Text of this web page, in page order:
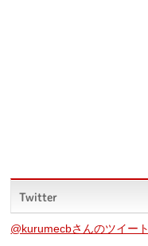
Twitter
@kurumecbさんのツイート